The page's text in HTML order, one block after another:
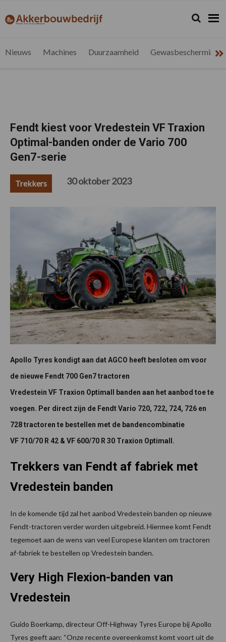
de
de
de
de
akkerbouwbedrijf.be
Nieuws
Zoeken...
Zoek
Nieuws Machines Duurzaamheid Gewasbescherming
Fendt kiest voor Vredestein VF Traxion
Optimal-banden onder de Vario 700
Gen7-serie
Trekkers 30 oktober 2023
Apollo Tyres kondigt aan dat AGCO heeft besloten om voor
de nieuwe Fendt 700 Gen7 tractoren
Vredestein VF Traxion Optimall banden aan het aanbod toe te
voegen. Per direct zijn de Fendt Vario 720, 722, 724, 726 en
728 tractoren te bestellen met de bandencombinatie
VF 710/70 R 42 & VF 600/70 R 30 Traxion Optimall.
Trekkers van Fendt af fabriek met
Vredestein banden
In de komende tijd zal het aanbod Vredestein banden op nieuwe
Fendt-tractoren verder worden uitgebreid. Hiermee komt Fendt
tegemoet aan de wens van veel Europese klanten om tractoren
af-fabriek te bestellen op Vredestein banden.
Very High Flexion-banden van
Vredestein
Guido Boerkamp, directeur Off-Highway Tyres Europe bij Apollo
Tyres geeft aan: “Onze recente overeenkomst komt voort uit de